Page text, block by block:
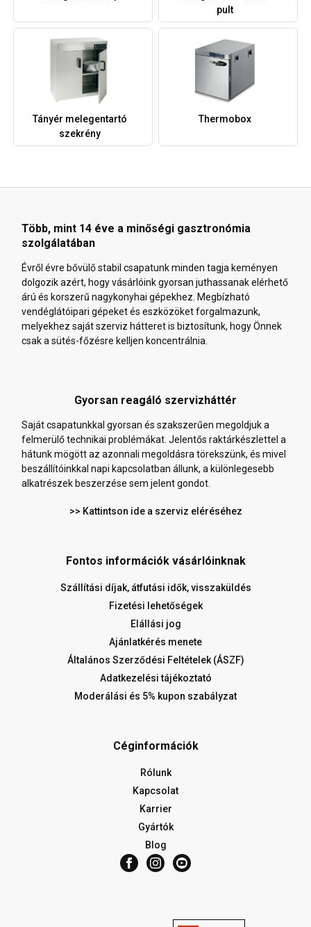
pult
Tányér melegentartó
szekrény
Thermobox
Több, mint 14 éve a minőségi gasztronómia
szolgálatában
Évről évre bővülő stabil csapatunk minden tagja keményen
dolgozik azért, hogy vásárlóink gyorsan juthassanak elérhető
árú és korszerű nagykonyhai gépekhez. Megbízható
vendéglátóipari gépeket és eszközöket forgalmazunk,
melyekhez saját szerviz hátteret is biztosítunk, hogy Önnek
csak a sütés-főzésre kelljen koncentrálnia.
Gyorsan reagáló szervizháttér
Saját csapatunkkal gyorsan és szakszerűen megoldjuk a
felmerülő technikai problémákat. Jelentős raktárkészlettel a
hátunk mögött az azonnali megoldásra törekszünk, és mivel
beszállítóinkkal napi kapcsolatban állunk, a különlegesebb
alkatrészek beszerzése sem jelent gondot.
>> Kattintson ide a szerviz eléréséhez
Fontos információk vásárlóinknak
Szállítási díjak, átfutási idők, visszaküldés
Fizetési lehetőségek
Elállási jog
Ajánlatkérés menete
Általános Szerződési Feltételek (ÁSZF)
Adatkezelési tájékoztató
Moderálási és 5% kupon szabályzat
Céginformációk
Rólunk
Kapcsolat
Karrier
Gyártók
Blog